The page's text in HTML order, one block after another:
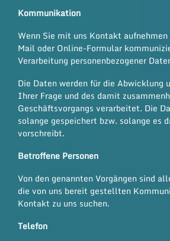
Kommunikation
Wenn Sie mit uns Kontakt
Mail oder Online-Formular
Verarbeitung personenbezogener
Die Daten werden für die Abwicklung
Ihrer Frage und des damit
Geschäftsvorgangs verarbeitet. Die
solange gespeichert bzw. solange es
vorschreibt.
Betroffene Personen
Von den genannten Vorgängen sind
die von uns bereit gestellten
Kontakt zu uns suchen.
Telefon